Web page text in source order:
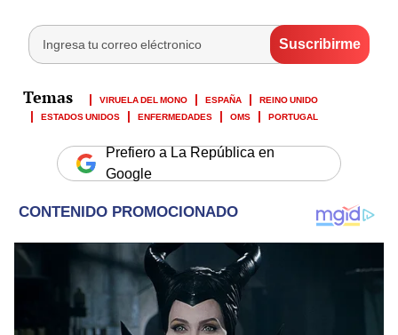
VIRUELA DEL MONO ESPAÑA
REINO UNIDO
ESTADOS UNIDOS
ENFERMEDADES OMS PORTUGAL
Prefiero a La República en
Google